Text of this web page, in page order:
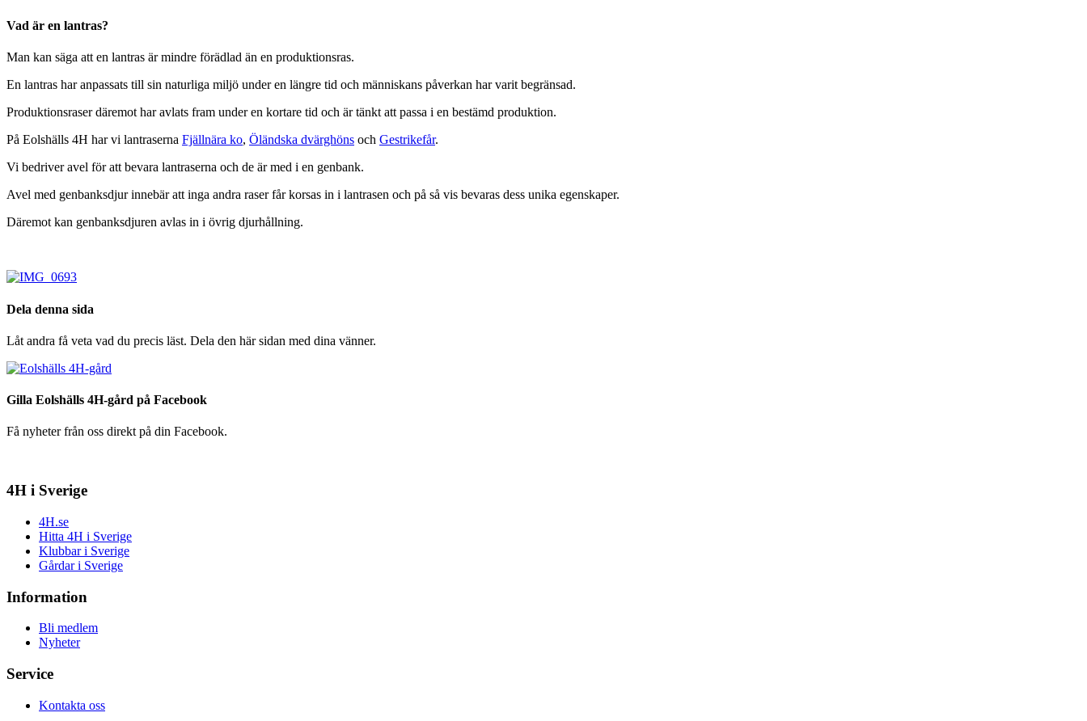
Vad är en lantras?
Man kan säga att en lantras är mindre förädlad än en produktionsras.
En lantras har anpassats till sin naturliga miljö under en längre tid och människans påverkan har varit begränsad.
Produktionsraser däremot har avlats fram under en kortare tid och är tänkt att passa i en bestämd produktion.
På Eolshälls 4H har vi lantraserna Fjällnära ko, Öländska dvärghöns och Gestrikefår.
Vi bedriver avel för att bevara lantraserna och de är med i en genbank.
Avel med genbanksdjur innebär att inga andra raser får korsas in i lantrasen och på så vis bevaras dess unika egenskaper.
Däremot kan genbanksdjuren avlas in i övrig djurhållning.
Dela denna sida
Låt andra få veta vad du precis läst. Dela den här sidan med dina vänner.
Gilla Eolshälls 4H-gård på Facebook
Få nyheter från oss direkt på din Facebook.
4H i Sverige
4H.se
Hitta 4H i Sverige
Klubbar i Sverige
Gårdar i Sverige
Information
Bli medlem
Nyheter
Service
Kontakta oss